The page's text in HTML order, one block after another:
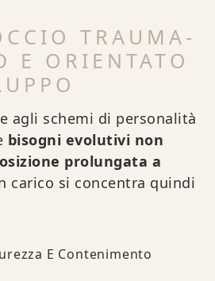
TRAUMA-
E ORIENTATO
agli schemi di personalità
bisogni evolutivi non
prolungata a
carico si concentra quindi
E Contenimento